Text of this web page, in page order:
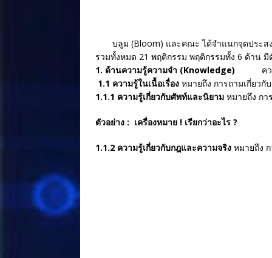
บลูม (Bloom) และคณะ ได้จำแนกจุดประส
รวมทั้งหมด 21 พฤติกรรม พฤติกรรมทั้ง 6 ด้าน มี
1. ด้านความรู้ความจำ (Knowledge) ความรู้
1.1 ความรู้ในเนื้อเรื่อง หมายถึง การถามเกี่ยวกั
1.1.1 ความรู้เกี่ยวกับศัพท์และนิยาม หมายถึง ก
ตัวอย่าง : เครื่องหมาย ! เรียกว่า
1.1.2 ความรู้เกี่ยวกับกฎและความจริง หมายถึง